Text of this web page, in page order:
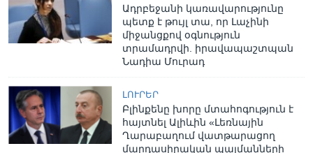
Ադրբեջանի կառավարությունը
պետք է թույլ տա, որ Լաչինի
միջանցքով օգնություն
տրամադրվի. իրավապաշտպան
Նադիա Մուրադ
ԼՈՒՐԵՐ
Բլինքենը խորը մտահոգություն է
հայտնել Ալիևին «Լեռնային
Ղարաբաղում վատթարացող
մարդասիրական պայմանների